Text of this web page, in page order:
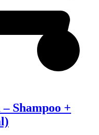
Shampoo +